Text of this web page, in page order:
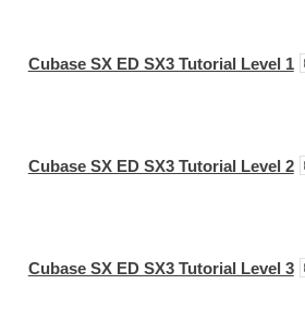
Cubase SX ED SX3 Tutorial Level 1
Cubase SX ED SX3 Tutorial Level 2
Cubase SX ED SX3 Tutorial Level 3